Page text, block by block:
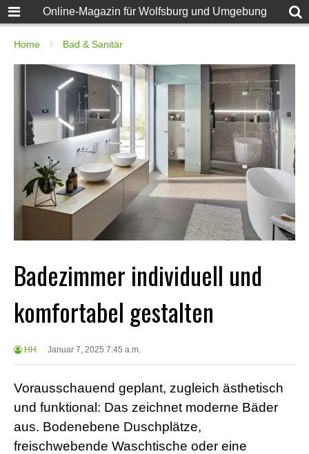
Online-Magazin für Wolfsburg und Umgebung
Home Bad & Sanitär
Badezimmer individuell und
komfortabel gestalten
HH Januar 7, 2025 7:45 a.m.
Vorausschauend geplant, zugleich ästhetisch
und funktional: Das zeichnet moderne Bäder
aus. Bodenebene Duschplätze,
freischwebende Waschtische oder eine